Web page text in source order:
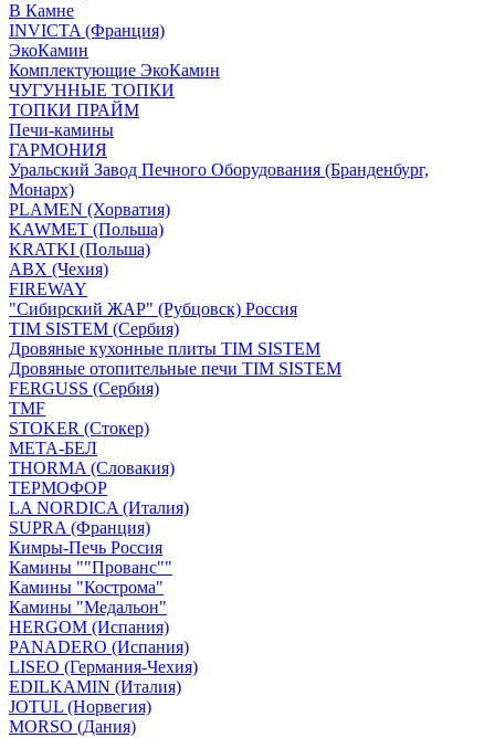
В Камне
INVICTA (Франция)
ЭкоКамин
Комплектующие ЭкоКамин
ЧУГУННЫЕ ТОПКИ
ТОПКИ ПРАЙМ
Печи-камины
ГАРМОНИЯ
Уральский Завод Печного Оборудования (Бранденбург,
Монарх)
PLAMEN (Хорватия)
KAWMET (Польша)
KRATKI (Польша)
ABX (Чехия)
FIREWAY
"Сибирский ЖАР" (Рубцовск) Россия
TIM SISTEM (Сербия)
Дровяные кухонные плиты TIM SISTEM
Дровяные отопительные печи TIM SISTEM
FERGUSS (Сербия)
TMF
STOKER (Стокер)
МЕТА-БЕЛ
THORMA (Словакия)
ТЕРМОФОР
LA NORDICA (Италия)
SUPRA (Франция)
Кимры-Печь Россия
Камины ""Прованс""
Камины "Кострома"
Камины "Медальон"
HERGOM (Испания)
PANADERO (Испания)
LISEO (Германия-Чехия)
EDILKAMIN (Италия)
JOTUL (Норвегия)
MORSO (Дания)